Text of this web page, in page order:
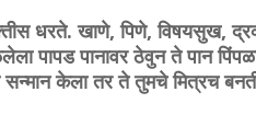
धरते. खाणे, पिणे, विषयसुख,
पापड पानावर ठेवुन ते पान
सन्मान केला तर ते तुमचे मित्रच